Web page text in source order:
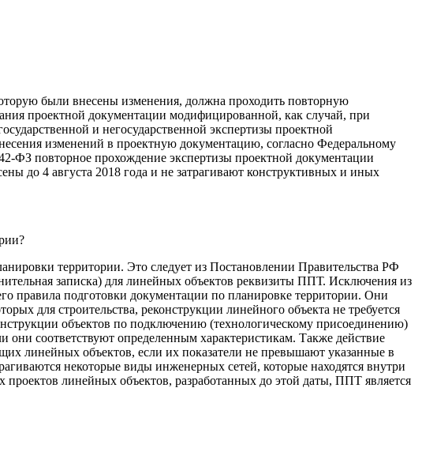
были внесены изменения, должна проходить повторную
проектной документации модифицированной, как случай, при
и негосударственной экспертизы проектной
изменений в проектную документацию, согласно Федеральному
ФЗ повторное прохождение экспертизы проектной документации
до 4 августа 2018 года и не затрагивают конструктивных и иных
территории. Это следует из Постановлении Правительства РФ
записка) для линейных объектов реквизиты ППТ. Исключения из
правила подготовки документации по планировке территории. Они
для строительства, реконструкции линейного объекта не требуется
объектов по подключению (технологическому присоединению)
соответствуют определенным характеристикам. Также действие
линейных объектов, если их показатели не превышают указанные в
некоторые виды инженерных сетей, которые находятся внутри
линейных объектов, разработанных до этой даты, ППТ является